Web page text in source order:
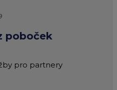
poboček
pro partnery